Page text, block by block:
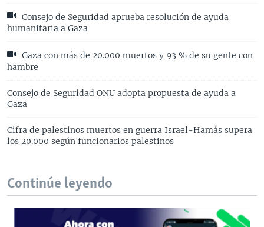
Consejo de Seguridad aprueba resolución de ayuda
humanitaria a Gaza
Gaza con más de 20.000 muertos y 93 % de su gente con
hambre
Consejo de Seguridad ONU adopta propuesta de ayuda a
Gaza
Cifra de palestinos muertos en guerra Israel-Hamás supera
los 20.000 según funcionarios palestinos
Continúe leyendo